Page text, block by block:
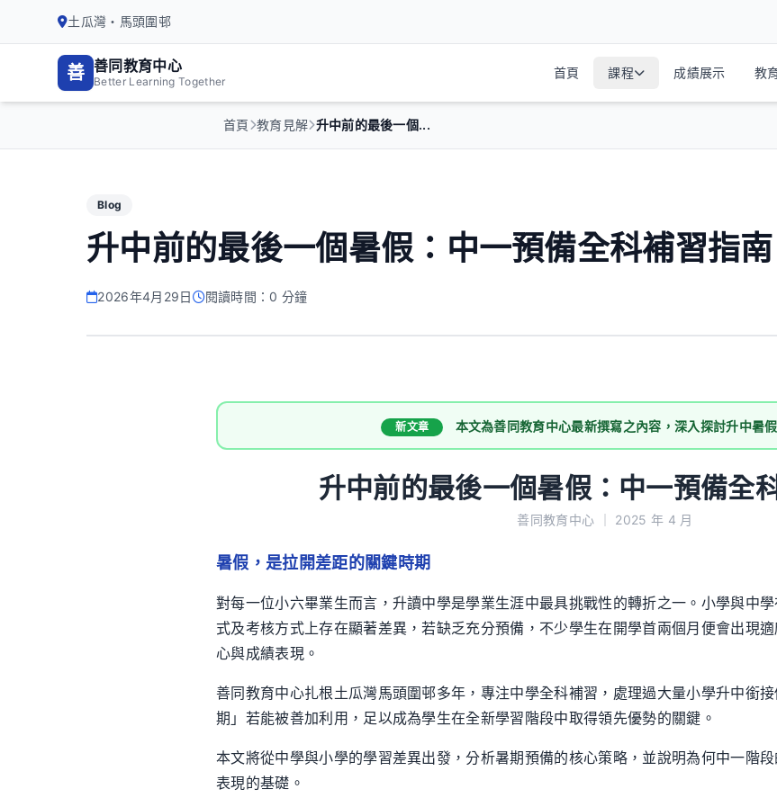
土瓜灣・馬頭圍邨
善 善同教育中心
Better Learning Together
首頁 課程 成績展示 教
首頁 教育見解 升中前的最後一個...
Blog
升中前的最後一個暑假：中一預備全科補習指
2026年4月29日 閱讀時間：0 分鐘
新文章 本文為善同教育中心最新撰寫之內容，深入探討升中暑
升中前的最後一個暑假：中一預備全
善同教育中心 ｜ 2025 年 4 月
暑假，是拉開差距的關鍵時期
對每一位小六畢業生而言，升讀中學是學業生涯中最具挑戰性的轉折之一。小學與中
式及考核方式上存在顯著差異，若缺乏充分預備，不少學生在開學首兩個月便會出現
心與成績表現。
善同教育中心扎根土瓜灣馬頭圍邨多年，專注中學全科補習，處理過大量小學升中銜
期」若能被善加利用，足以成為學生在全新學習階段中取得領先優勢的關鍵。
本文將從中學與小學的學習差異出發，分析暑期預備的核心策略，並說明為何中一階
表現的基礎。